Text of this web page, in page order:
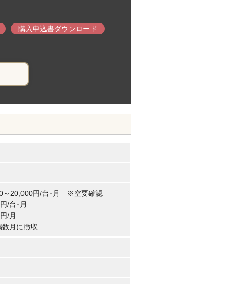
購入申込書ダウンロード
20,000円/台･月 ※空要確認
/台･月
/月
月に徴収